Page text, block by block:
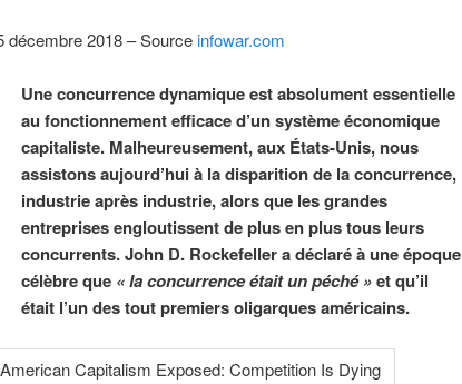
décembre 2018 – Sourceinfowar.com
Une concurrence dynamique est absolument essentielle
au fonctionnement efficace d’un système économique
capitaliste. Malheureusement, aux États-Unis, nous
assistons aujourd’hui à la disparition de la concurrence,
industrie après industrie, alors que les grandes
entreprises engloutissent de plus en plus tous leurs
concurrents. John D. Rockefeller a déclaré à une époque
célèbre que « la concurrence était un péché »et qu’il
était l’un des tout premiers oligarques américains.